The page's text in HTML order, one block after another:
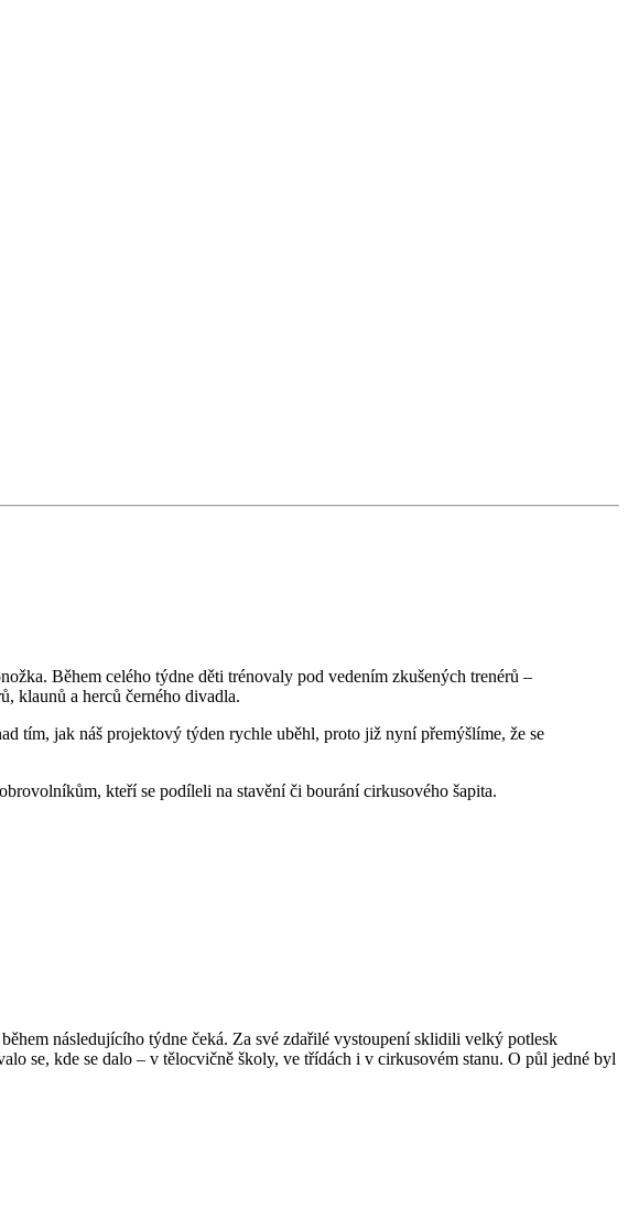
Během celého týdne děti trénovaly pod vedením zkušených trenérů –
klaunů a herců černého divadla.
tím, jak náš projektový týden rychle uběhl, proto již nyní přemýšlíme, že se
kteří se podíleli na stavění či bourání cirkusového šapita.
následujícího týdne čeká. Za své zdařilé vystoupení sklidili velký potlesk
se, kde se dalo – v tělocvičně školy, ve třídách i v cirkusovém stanu. O půl jedné byl